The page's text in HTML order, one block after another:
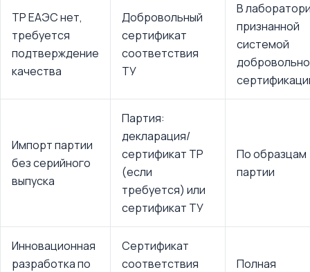
ТР ЕАЭС нет,
требуется
подтверждение
качества
Добровольный
сертификат
соответствия
ТУ
В
признанной
системой
Импорт партии
без серийного
выпуска
Партия:
декларация/
сертификат ТР
(если
требуется) или
сертификат ТУ
По образцам
партии
Инновационная
разработка по
Сертификат
соответствия
Полная